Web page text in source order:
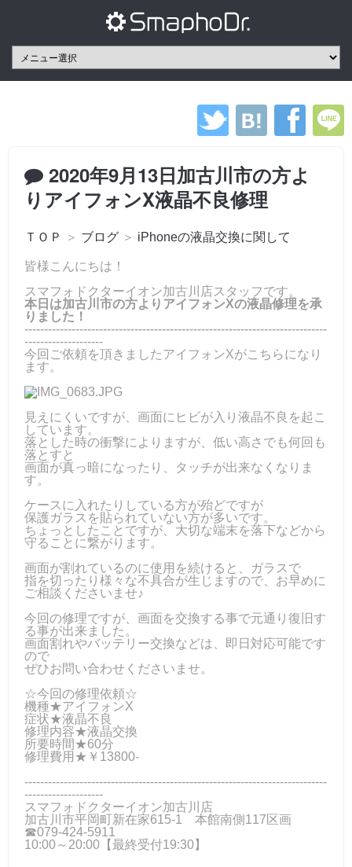
2020年9月13日加古川市の方よ
りアイフォンX液晶不良修理
ＴＯＰ ＞ ブログ ＞ iPhoneの液晶交換に関して
皆様こんにちは！
スマフォドクターイオン加古川店スタッフです。
本日は加古川市の方よりアイフォンXの液晶修理を承
りました！
-----------------------------------------------------------------------------
--------------------
今回ご依頼を頂きましたアイフォンXがこちらになり
ます。
見えにくいですが、画面にヒビが入り液晶不良を起こ
しています。
落とした時の衝撃によりますが、低い高さでも何回も
落とすと
画面が真っ暗になったり、タッチが出来なくなりま
す。
ケースに入れたりしている方が殆どですが
保護ガラスを貼られていない方が多いです。
ちょっとしたことですが、大切な端末を落下などから
守ることに繋がります。
画面が割れているのに使用を続けると、ガラスで
指を切ったり様々な不具合が生じますので、お早めに
ご相談くださいませ♪
今回の修理ですが、画面を交換する事で元通り復旧す
る事が出来ました。
画面割れやバッテリー交換などは、即日対応可能です
ので
ぜひお問い合わせくださいませ。
☆今回の修理依頼☆
機種★アイフォンX
症状★液晶不良
修理内容★液晶交換
所要時間★60分
修理費用★￥13800‐
-----------------------------------------------------------------------------
--------------------
スマフォドクターイオン加古川店
加古川市平岡町新在家615-1 本館南側117区画
☎079-424-5911
10:00～20:00【最終受付19:30】